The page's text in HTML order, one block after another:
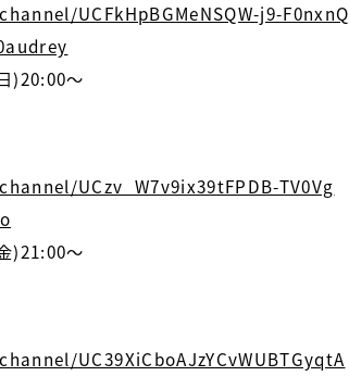
UCFkHpBGMeNSQW-j9-F0nxnQ
)20:00〜
UCzv_W7v9ix39tFPDB-TV0Vg
)21:00〜
UC39XiCboAJzYCvWUBTGyqtA